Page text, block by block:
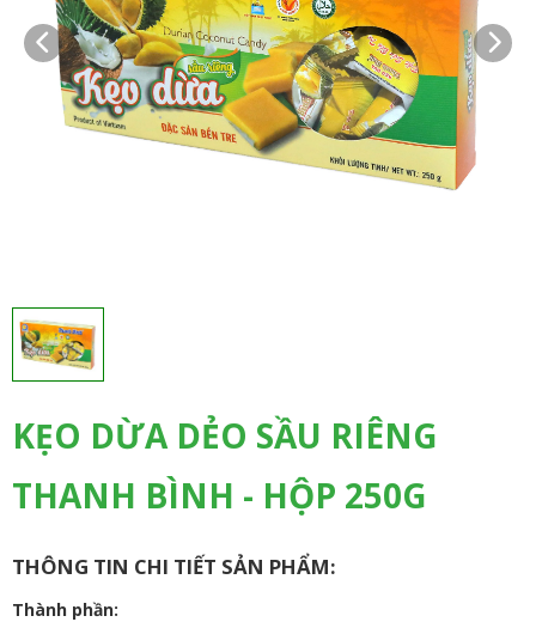
KẸO DỪA DẺO SẦU RIÊNG
THANH BÌNH - HỘP 250G
THÔNG TIN CHI TIẾT SẢN PHẨM:
Thành phần: